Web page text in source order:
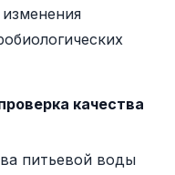
качества
питьевой воды